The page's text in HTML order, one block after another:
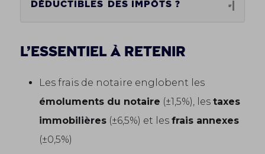
déductibles
des impôts ?
L’essentiel à retenir
Les frais de notaire englobent les
émoluments du notaire (±1,5%), les taxes
immobilières (±6,5%) et les frais annexes
(±0,5%)